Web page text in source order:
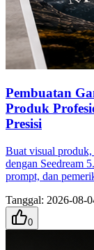
Pembuatan
Produk
Presisi
Buat visual
dengan Seedream
prompt, dan
Tanggal: 2026-08-
0